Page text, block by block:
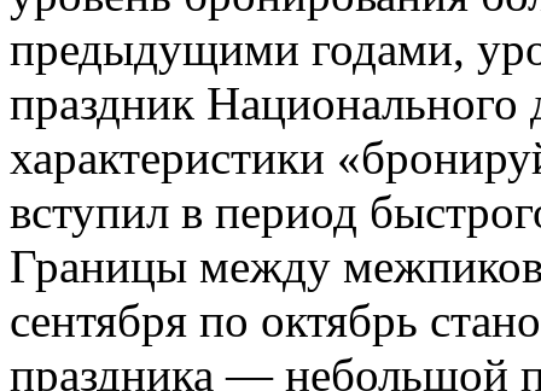
предыдущими годами,
праздник Национального
характеристики
вступил в период
Границы между
сентября по октябрь
праздника — небольшой